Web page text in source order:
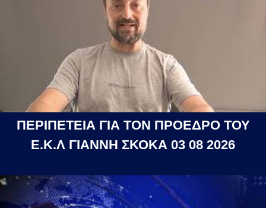
ΠΕΡΙΠΕΤΕΙΑ ΓΙΑ ΤΟΝ ΠΡΟΕΔΡΟ ΤΟΥ
Ε.Κ.Λ ΓΙΑΝΝΗ ΣΚΟΚΑ 03 08 2026